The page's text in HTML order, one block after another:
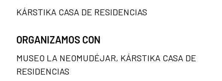
KÁRSTIKA CASA DE RESIDENCIAS
ORGANIZAMOS CON
MUSEO LA NEOMUDÉJAR, KÁRSTIKA CASA DE
RESIDENCIAS